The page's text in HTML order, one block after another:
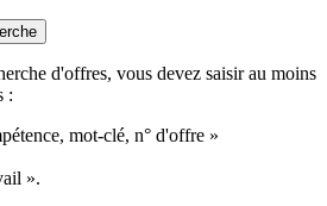
d'offres, vous devez saisir au moins
:
mot-clé, n° d'offre »
».